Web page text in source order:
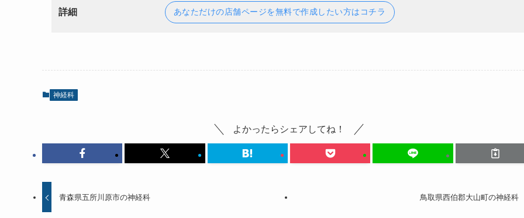
詳細 あなただけの店舗ページを無料で作成したい方はコチラ
神経科
よかったらシェアしてね！
青森県五所川原市の神経科 鳥取県西伯郡大山町の神経科